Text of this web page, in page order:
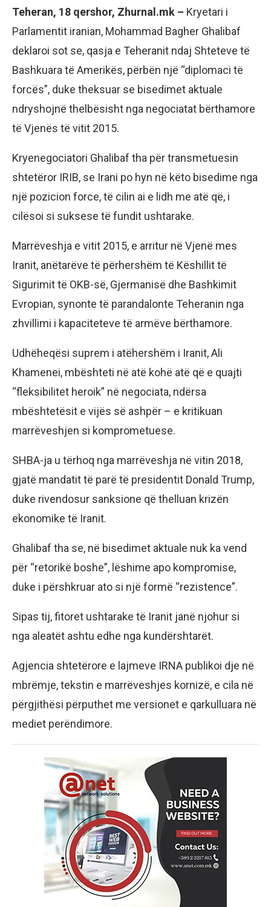
Teheran, 18 qershor, Zhurnal.mk – Kryetari i
Parlamentit iranian, Mohammad Bagher Ghalibaf
deklaroi sot se, qasja e Teheranit ndaj Shteteve të
Bashkuara të Amerikës, përbën një “diplomaci të
forcës”, duke theksuar se bisedimet aktuale
ndryshojnë thelbësisht nga negociatat bërthamore
të Vjenës të vitit 2015.
Kryenegociatori Ghalibaf tha për transmetuesin
shtetëror IRIB, se Irani po hyn në këto bisedime nga
një pozicion force, të cilin ai e lidh me atë që, i
cilësoi si suksese të fundit ushtarake.
Marrëveshja e vitit 2015, e arritur në Vjenë mes
Iranit, anëtarëve të përhershëm të Këshillit të
Sigurimit të OKB-së, Gjermanisë dhe Bashkimit
Evropian, synonte të parandalonte Teheranin nga
zhvillimi i kapaciteteve të armëve bërthamore.
Udhëheqësi suprem i atëhershëm i Iranit, Ali
Khamenei, mbështeti në atë kohë atë që e quajti
“fleksibilitet heroik” në negociata, ndërsa
mbështetësit e vijës së ashpër – e kritikuan
marrëveshjen si komprometuese.
SHBA-ja u tërhoq nga marrëveshja në vitin 2018,
gjatë mandatit të parë të presidentit Donald Trump,
duke rivendosur sanksione që thelluan krizën
ekonomike të Iranit.
Ghalibaf tha se, në bisedimet aktuale nuk ka vend
për “retorikë boshe”, lëshime apo kompromise,
duke i përshkruar ato si një formë “rezistence”.
Sipas tij, fitoret ushtarake të Iranit janë njohur si
nga aleatët ashtu edhe nga kundërshtarët.
Agjencia shtetërore e lajmeve IRNA publikoi dje në
mbrëmje, tekstin e marrëveshjes kornizë, e cila në
përgjithësi përputhet me versionet e qarkulluara në
mediet perëndimore.